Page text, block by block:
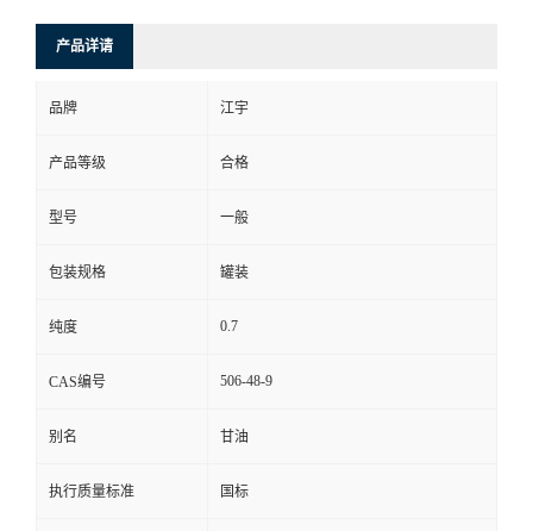
产品详请
品牌 江宇
产品等级 合格
型号 一般
包装规格 罐装
纯度 0.7
CAS编号 506-48-9
别名 甘油
执行质量标准 国标